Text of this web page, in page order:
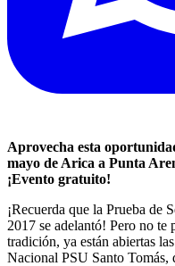
Aprovecha esta
mayo de Arica a Punta
¡Evento gratuito!
¡Recuerda que la Prueba de
2017 se adelantó! Pero no te
tradición, ya están abiertas
Nacional PSU Santo Tomás,